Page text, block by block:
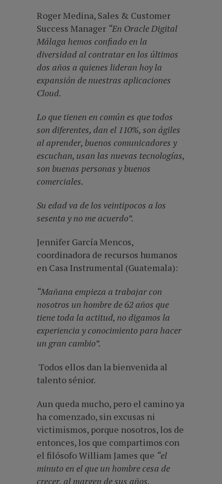
Roger Medina, Sales & Customer
Success Manager “En Oracle Digital
Málaga hemos confiado en la
diversidad al contratar en los últimos
dos años a quienes lideran hoy la
expansión de nuestras aplicaciones
Cloud.
Lo que tienen en común es que todos
son diferentes, dan el 110%, son ágiles
al aprender, buenos comunicadores y
escuchan, usan las nuevas tecnologías,
son buenas personas y buenos
comerciales.
Su edad va de los veintipocos a los
sesenta y no me acuerdo”.
Jennifer García Mencos,
coordinadora de recursos humanos
en Casa Instrumental (Guatemala):
“Mañana empieza a trabajar con
nosotros un hombre de 62 años que
tiene toda la actitud, no digamos la
experiencia y conocimiento para hacer
un gran cambio”.
Todos ellos dan la bienvenida al
talento sénior.
Aun queda mucho, pero el camino ya
ha comenzado, sin excusas ni
victimismos, porque nosotros, los de
entonces, los que compartimos con
el filósofo William James que “el
minuto en el que un hombre cesa de
crecer, al margen de sus años,